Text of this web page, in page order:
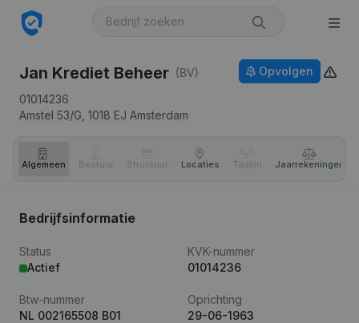
Jan Krediet Beheer (BV)
01014236
Amstel 53/G, 1018 EJ Amsterdam
Opvolgen
Algemeen Bestuur Structuur Locaties Tijdlijn Jaar­rekeningen
Bedrijfsinformatie
Status
Actief
KVK-nummer
01014236
Btw-nummer
NL 002165508 B01
Oprichting
29-06-1963